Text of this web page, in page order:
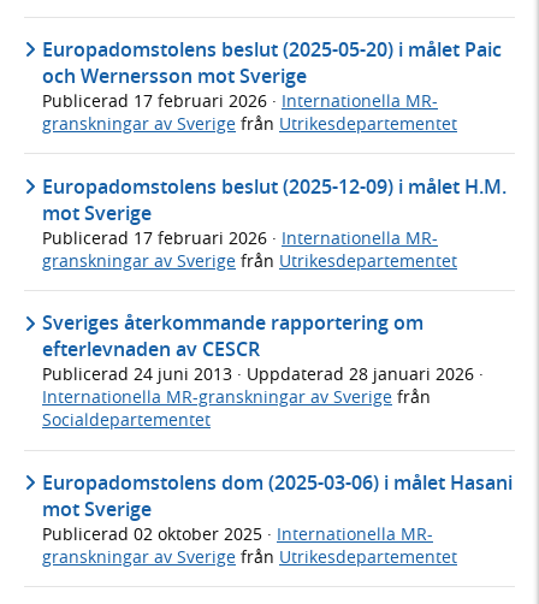
Europadomstolens beslut (2025-05-20) i målet Paic
och Wernersson mot Sverige
Publicerad 17 februari 2026 · Internationella MR-
granskningar av Sverige från Utrikesdepartementet
Europadomstolens beslut (2025-12-09) i målet H.M.
mot Sverige
Publicerad 17 februari 2026 · Internationella MR-
granskningar av Sverige från Utrikesdepartementet
Sveriges återkommande rapportering om
efterlevnaden av CESCR
Publicerad 24 juni 2013 · Uppdaterad 28 januari 2026 ·
Internationella MR-granskningar av Sverige från
Socialdepartementet
Europadomstolens dom (2025-03-06) i målet Hasani
mot Sverige
Publicerad 02 oktober 2025 · Internationella MR-
granskningar av Sverige från Utrikesdepartementet